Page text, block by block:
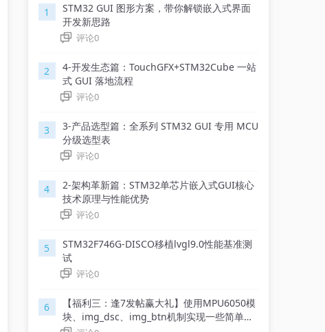
1
STM32 GUI 图形方案，带你解锁嵌入式界面
开发新思路
评论0
2
4-开发生态篇：TouchGFX+STM32Cube 一站
式 GUI 落地流程
评论0
3
3-产品选型篇：全系列 STM32 GUI 专用 MCU
分级选型表
评论0
4
2-架构革新篇：STM32单芯片嵌入式GUI核心
技术原理与性能优势
评论0
5
STM32F746G-DISCO移植lvgl9.0性能基准测
试
评论0
6
【福利三：逢7发帖赢大礼】使用MPU6050模
块、img_dsc、img_btn机制实现一些简单有